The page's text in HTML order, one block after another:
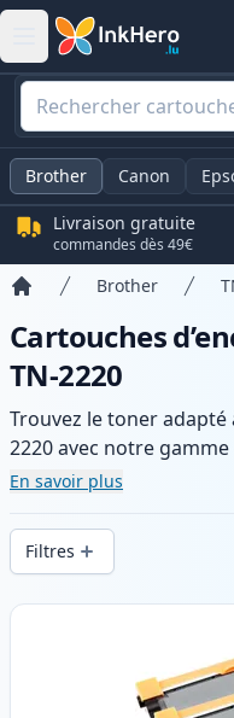
Brother Canon
Livraison gratuite
commandes dès 49€
Brother
Cartouches
TN-2220
Trouvez le toner
2220 avec notre
haute capacité. Profitez
en .
En savoir plus
Filtres
Produits